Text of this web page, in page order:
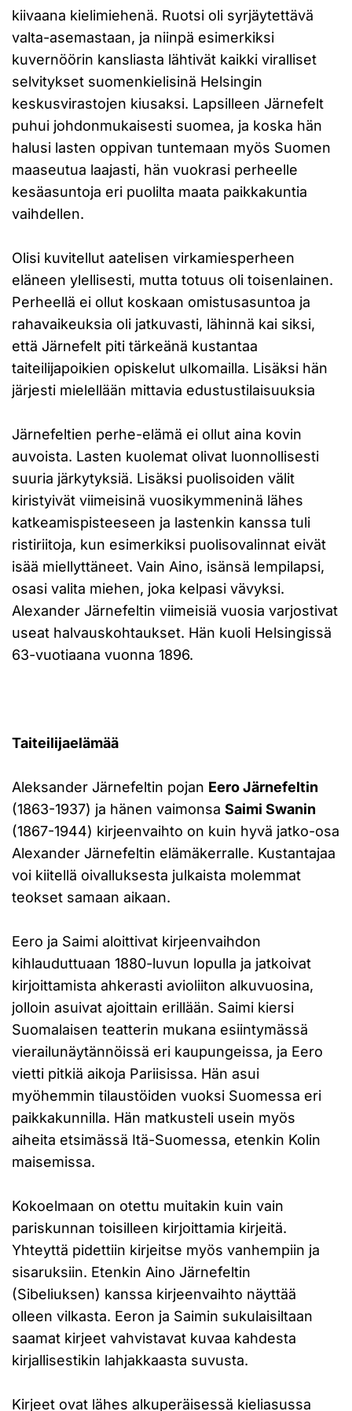
kiivaana kielimiehenä. Ruotsi oli syrjäytettävä
valta-asemastaan, ja niinpä esimerkiksi
kuvernöörin kansliasta lähtivät kaikki viralliset
selvitykset suomenkielisinä Helsingin
keskusvirastojen kiusaksi. Lapsilleen Järnefelt
puhui johdonmukaisesti suomea, ja koska hän
halusi lasten oppivan tuntemaan myös Suomen
maaseutua laajasti, hän vuokrasi perheelle
kesäasuntoja eri puolilta maata paikkakuntia
vaihdellen.
Olisi kuvitellut aatelisen virkamiesperheen
eläneen ylellisesti, mutta totuus oli toisenlainen.
Perheellä ei ollut koskaan omistusasuntoa ja
rahavaikeuksia oli jatkuvasti, lähinnä kai siksi,
että Järnefelt piti tärkeänä kustantaa
taiteilijapoikien opiskelut ulkomailla. Lisäksi hän
järjesti mielellään mittavia edustustilaisuuksia
Järnefeltien perhe-elämä ei ollut aina kovin
auvoista. Lasten kuolemat olivat luonnollisesti
suuria järkytyksiä. Lisäksi puolisoiden välit
kiristyivät viimeisinä vuosikymmeninä lähes
katkeamispisteeseen ja lastenkin kanssa tuli
ristiriitoja, kun esimerkiksi puolisovalinnat eivät
isää miellyttäneet. Vain Aino, isänsä lempilapsi,
osasi valita miehen, joka kelpasi vävyksi.
Alexander Järnefeltin viimeisiä vuosia varjostivat
useat halvauskohtaukset. Hän kuoli Helsingissä
63-vuotiaana vuonna 1896.
Taiteilijaelämää
Aleksander Järnefeltin pojan Eero Järnefeltin
(1863-1937) ja hänen vaimonsa Saimi Swanin
(1867-1944) kirjeenvaihto on kuin hyvä jatko-osa
Alexander Järnefeltin elämäkerralle. Kustantajaa
voi kiitellä oivalluksesta julkaista molemmat
teokset samaan aikaan.
Eero ja Saimi aloittivat kirjeenvaihdon
kihlauduttuaan 1880-luvun lopulla ja jatkoivat
kirjoittamista ahkerasti avioliiton alkuvuosina,
jolloin asuivat ajoittain erillään. Saimi kiersi
Suomalaisen teatterin mukana esiintymässä
vierailunäytännöissä eri kaupungeissa, ja Eero
vietti pitkiä aikoja Pariisissa. Hän asui
myöhemmin tilaustöiden vuoksi Suomessa eri
paikkakunnilla. Hän matkusteli usein myös
aiheita etsimässä Itä-Suomessa, etenkin Kolin
maisemissa.
Kokoelmaan on otettu muitakin kuin vain
pariskunnan toisilleen kirjoittamia kirjeitä.
Yhteyttä pidettiin kirjeitse myös vanhempiin ja
sisaruksiin. Etenkin Aino Järnefeltin
(Sibeliuksen) kanssa kirjeenvaihto näyttää
olleen vilkasta. Eeron ja Saimin sukulaisiltaan
saamat kirjeet vahvistavat kuvaa kahdesta
kirjallisestikin lahjakkaasta suvusta.
Kirjeet ovat lähes alkuperäisessä kieliasussa